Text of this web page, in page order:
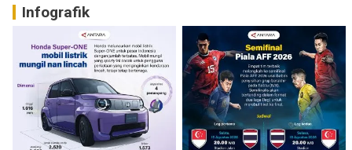
Infografik